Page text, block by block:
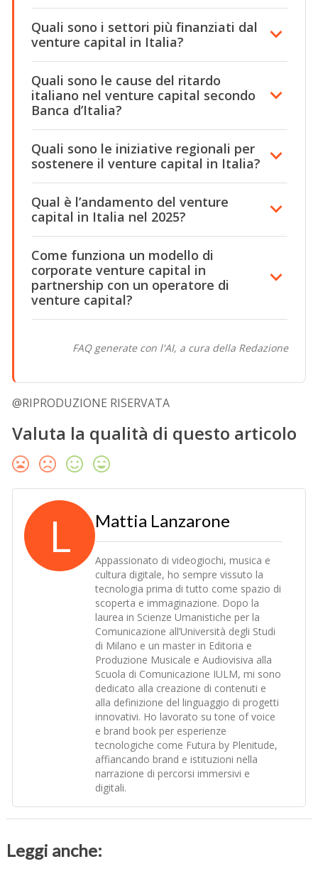
Quali sono i settori più finanziati dal
venture capital in Italia?
Quali sono le cause del ritardo
italiano nel venture capital secondo
Banca d’Italia?
Quali sono le iniziative regionali per
sostenere il venture capital in Italia?
Qual è l’andamento del venture
capital in Italia nel 2025?
Come funziona un modello di
corporate venture capital in
partnership con un operatore di
venture capital?
FAQ generate con l'AI, a cura della Redazione
@RIPRODUZIONE RISERVATA
Valuta la qualità di questo articolo
L Mattia Lanzarone
Appassionato di videogiochi, musica e
cultura digitale, ho sempre vissuto la
tecnologia prima di tutto come spazio di
scoperta e immaginazione. Dopo la
laurea in Scienze Umanistiche per la
Comunicazione all’Università degli Studi
di Milano e un master in Editoria e
Produzione Musicale e Audiovisiva alla
Scuola di Comunicazione IULM, mi sono
dedicato alla creazione di contenuti e
alla definizione del linguaggio di progetti
innovativi. Ho lavorato su tone of voice
e brand book per esperienze
tecnologiche come Futura by Plenitude,
affiancando brand e istituzioni nella
narrazione di percorsi immersivi e
digitali.
Leggi anche: